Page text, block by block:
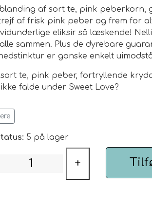
af sort te, pink peberkorn,
af frisk pink peber og frem for
eliksir så læskende!
sammen. Plus de dyrebare
er ganske enkelt
sort te, pink peber, fortryllende
falde under Sweet Love?
100 g.
5 på lager
+